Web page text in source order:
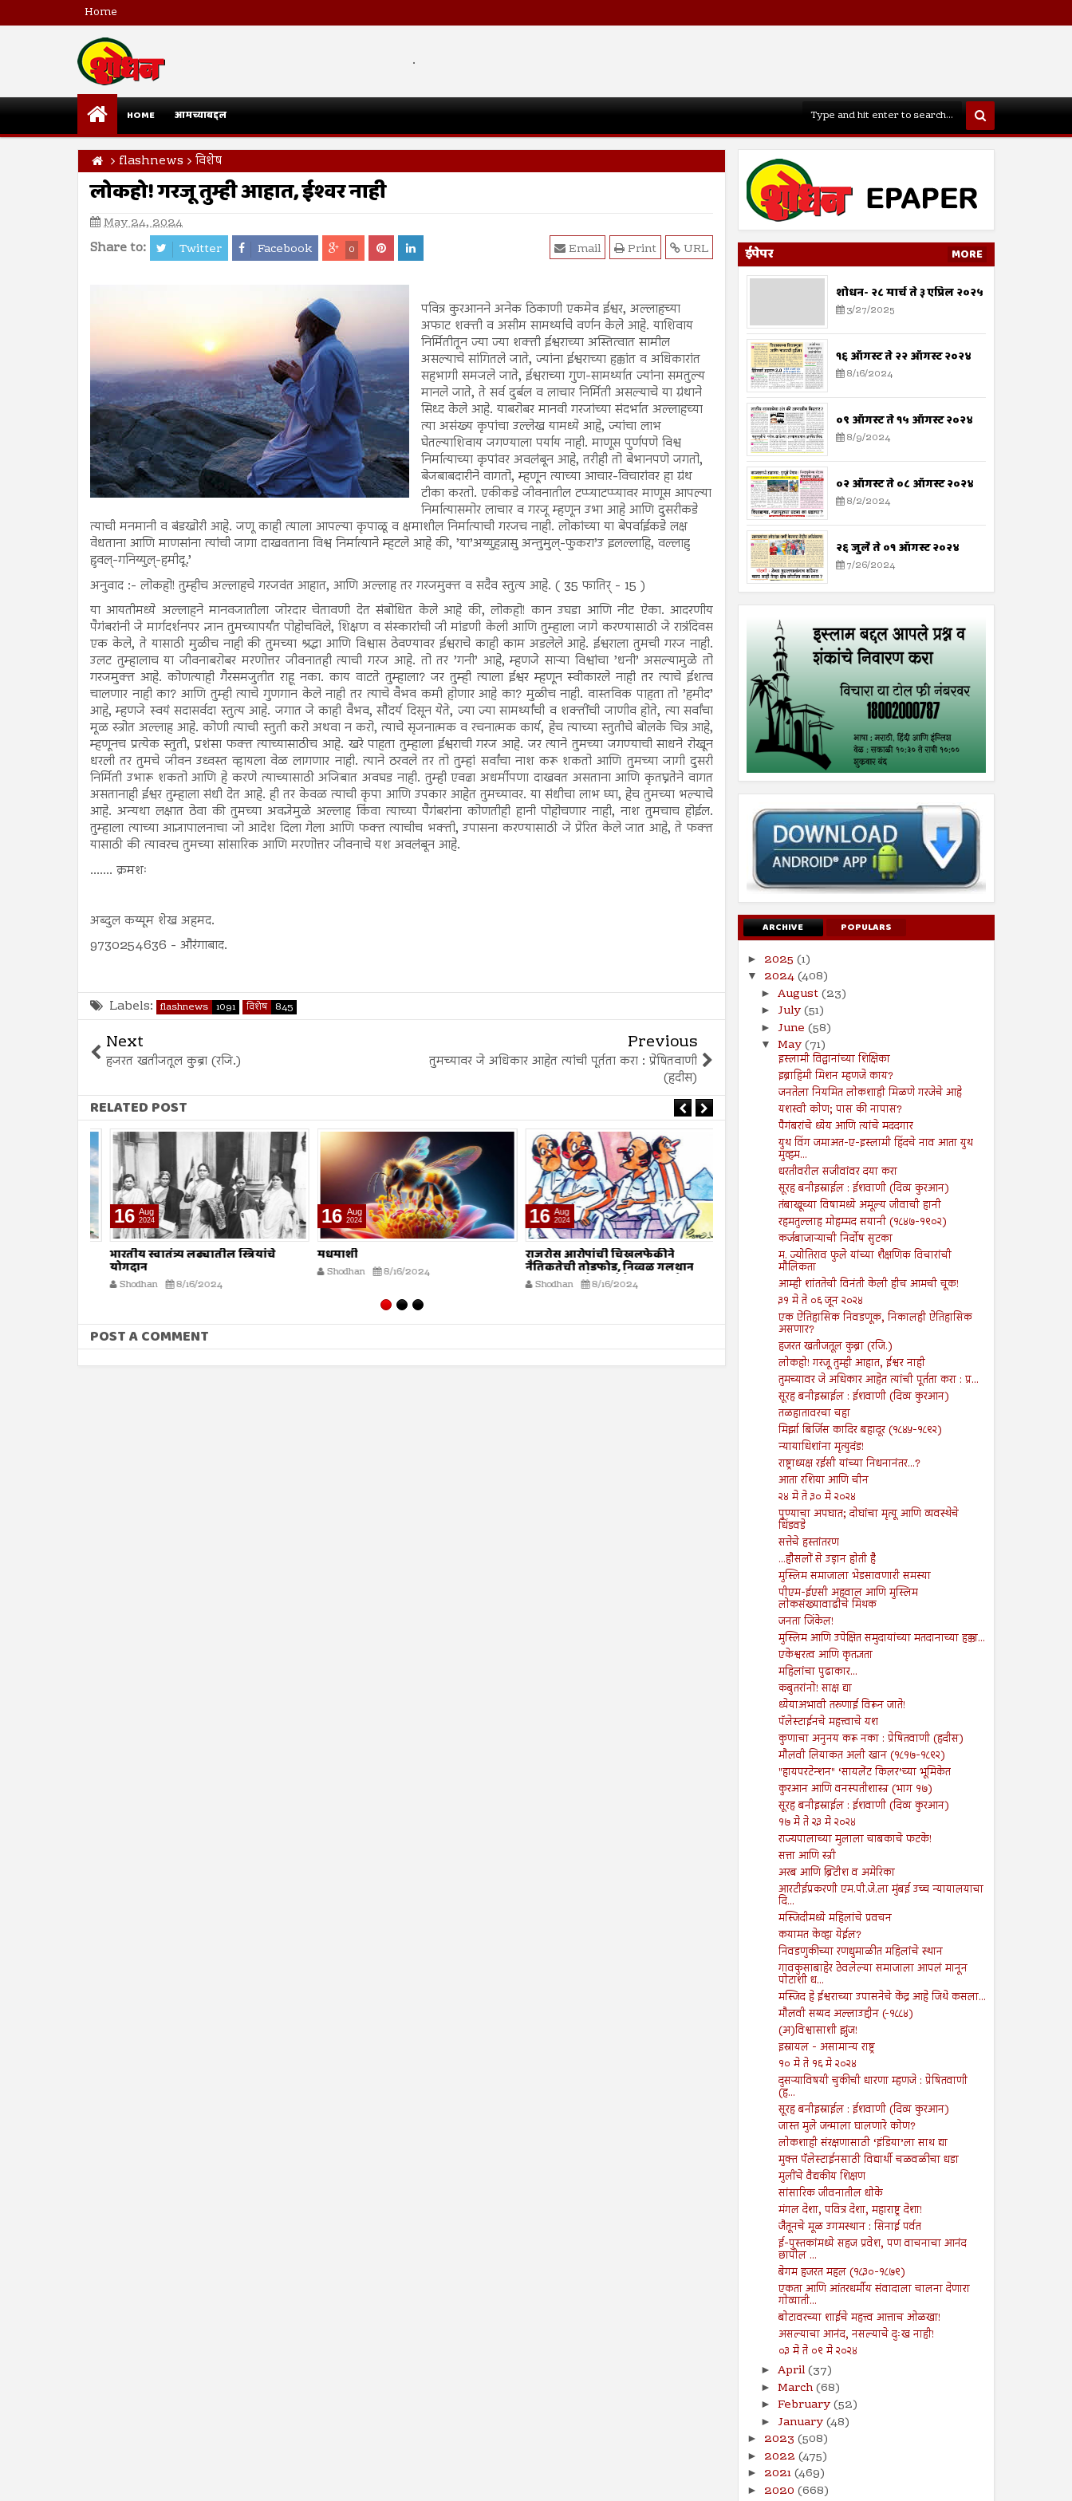
Home
.
HOME आमच्याबद्दल
flashnews विशेष
लोकहो! गरजू तुम्ही आहात, ईश्वर नाही
May 24, 2024
Share to: Twitter Facebook 0 URL
Print
Email
पवित्र कुरआनने अनेक ठिकाणी एकमेव ईश्वर, अल्लाहच्या
अफाट शक्ती व असीम सामर्थ्याचे वर्णन केले आहे. याशिवाय
निर्मितीतून ज्या ज्या शक्ती ईश्वराच्या अस्तित्वात सामील
असल्याचे सांगितले जाते, ज्यांना ईश्वराच्या हक्कांत व अधिकारांत
सहभागी समजले जाते, ईश्वराच्या गुण-सामर्थ्यात ज्यांना समतुल्य
मानले जाते, ते सर्व दुर्बल व लाचार निर्मिती असल्याचे या ग्रंथाने
सिध्द केले आहे. याबरोबर मानवी गरजांच्या संदर्भात अल्लाहच्या
त्या असंख्य कृपांचा उल्लेख यामध्ये आहे, ज्यांचा लाभ
घेतल्याशिवाय जगण्याला पर्याय नाही. माणूस पुर्णपणे विश्व
निर्मात्याच्या कृपांवर अवलंबून आहे, तरीही तो बेभानपणे जगतो,
बेजबाबदारीने वागतो, म्हणून त्याच्या आचार-विचारांवर हा ग्रंथ
टीका करतो. एकीकडे जीवनातील टप्प्याटप्प्यावर माणूस आपल्या
निर्मात्यासमोर लाचार व गरजू म्हणून उभा आहे आणि दुसरीकडे
त्याची मनमानी व बंडखोरी आहे. जणू काही त्याला आपल्या कृपाळू व क्षमाशील निर्मात्याची गरजच नाही. लोकांच्या या बेपर्वाईकडे लक्ष
वेधताना आणि माणसांना त्यांची जागा दाखवताना विश्व निर्मात्याने म्हटले आहे की, ’या’अय्युहन्नासु अन्तुमुल्-फुकरा’उ इलल्लाहि, वल्लाहु
हुवल्-गनिय्युल्-हमीदू.’
अनुवाद :- लोकहो! तुम्हीच अल्लाहचे गरजवंत आहात, आणि अल्लाह तर गरजमुक्त व सदैव स्तुत्य आहे. ( 35 फातिर् - 15 )
या आयतीमध्ये अल्लाहने मानवजातीला जोरदार चेतावणी देत संबोधित केले आहे की, लोकहो! कान उघडा आणि नीट ऐका. आदरणीय
पैगंबरांनी जे मार्गदर्शनपर ज्ञान तुमच्यापर्यंत पोहोचविले, शिक्षण व संस्कारांची जी मांडणी केली आणि तुम्हाला जागे करण्यासाठी जे रात्रंदिवस
एक केले, ते यासाठी मुळीच नाही की तुमच्या श्रद्धा आणि विश्वास ठेवण्यावर ईश्वराचे काही काम अडलेले आहे. ईश्वराला तुमची गरज नाही.
उलट तुम्हालाच या जीवनाबरोबर मरणोत्तर जीवनातही त्याची गरज आहे. तो तर ’गनी’ आहे, म्हणजे साऱ्या विश्वांचा ’धनी’ असल्यामुळे तो
गरजमुक्त आहे. कोणत्याही गैरसमजुतीत राहू नका. काय वाटते तुम्हाला? जर तुम्ही त्याला ईश्वर म्हणून स्वीकारले नाही तर त्याचे ईशत्व
चालणार नाही का? आणि तुम्ही त्याचे गुणगान केले नाही तर त्याचे वैभव कमी होणार आहे का? मुळीच नाही. वास्तविक पाहता तो ’हमीद’
आहे, म्हणजे स्वयं सदासर्वदा स्तुत्य आहे. जगात जे काही वैभव, सौंदर्य दिसून येते, ज्या ज्या सामर्थ्यांची व शक्तींची जाणीव होते, त्या सर्वांचा
मूळ स्त्रोत अल्लाह आहे. कोणी त्याची स्तुती करो अथवा न करो, त्याचे सृजनात्मक व रचनात्मक कार्य, हेच त्याच्या स्तुतीचे बोलके चित्र आहे,
म्हणूनच प्रत्येक स्तुती, प्रशंसा फक्त त्याच्यासाठीच आहे. खरे पाहता तुम्हाला ईश्वराची गरज आहे. जर त्याने तुमच्या जगण्याची साधने रोखून
धरली तर तुमचे जीवन उध्वस्त व्हायला वेळ लागणार नाही. त्याने ठरवले तर तो तुम्हां सर्वांचा नाश करू शकतो आणि तुमच्या जागी दुसरी
निर्मिती उभारू शकतो आणि हे करणे त्याच्यासाठी अजिबात अवघड नाही. तुम्ही एवढा अधर्मीपणा दाखवत असताना आणि कृतघ्नतेने वागत
असतानाही ईश्वर तुम्हाला संधी देत आहे. ही तर केवळ त्याची कृपा आणि उपकार आहेत तुमच्यावर. या संधीचा लाभ घ्या, हेच तुमच्या भल्याचे
आहे. अन्यथा लक्षात ठेवा की तुमच्या अवज्ञेमुळे अल्लाह किंवा त्याच्या पैगंबरांना कोणतीही हानी पोहोचणार नाही, नाश तुमचाच होईल.
तुम्हाला त्याच्या आज्ञापालनाचा जो आदेश दिला गेला आणि फक्त त्याचीच भक्ती, उपासना करण्यासाठी जे प्रेरित केले जात आहे, ते फक्त
यासाठी की त्यावरच तुमच्या सांसारिक आणि मरणोत्तर जीवनाचे यश अवलंबून आहे.
....... क्रमशः
अब्दुल कय्यूम शेख अहमद.
9730254636 - औरंगाबाद.
Labels: flashnews 1091 विशेष 845
Next
हजरत खतीजतूल कुब्रा (रजि.)
Previous
तुमच्यावर जे अधिकार आहेत त्यांची पूर्तता करा : प्रेषितवाणी
(हदीस)
RELATED POST
16 Aug
2024
भारतीय स्वातंत्र्य लढ्यातील स्त्रियांचे
योगदान
Shodhan 8/16/2024
16 Aug
2024
मधमाशी
Shodhan 8/16/2024
16 Aug
2024
राजरोस आरोपांची चिखलफेकीने
नैतिकतेची तोडफोड, निव्वळ गलथान
राजकारणामुळे जनसेवेचा बट्ट्याबोळ...!
Shodhan 8/16/2024
तरुण नेतृत्वाचा अभाव अमेरिकेच्या
अधोगतीस कारणीभूत ठरू शकतो?
8/9/2024
09
आपत्तीग्रस्त शेतकऱ्यांच्या
Shodhan
POST A COMMENT
ईपेपर MORE
शोधन- २८ मार्च ते ३ एप्रिल २०२५
3/27/2025
१६ ऑगस्ट ते २२ ऑगस्ट २०२४
8/16/2024
०९ ऑगस्ट ते १५ ऑगस्ट २०२४
8/9/2024
०२ ऑगस्ट ते ०८ ऑगस्ट २०२४
8/2/2024
२६ जुलै ते ०१ ऑगस्ट २०२४
7/26/2024
ARCHIVE POPULARS
► 2025 (1)
▼ 2024(408)
► August(23)
► July(51)
► June (58)
▼ May(71)
इस्लामी विद्वानांच्या शिक्षिका
इब्राहिमी मिशन म्हणजे काय?
जनतेला नियमित लोकशाही मिळणे गरजेचे आहे
यशस्वी कोण; पास की नापास?
पैगंबरांचे ध्येय आणि त्यांचे मददगार
युथ विंग जमाअत-ए-इस्लामी हिंदचे नाव आता युथ
मुव्हम...
धरतीवरील सजीवांवर दया करा
सूरह बनीइस्राईल : ईशवाणी (दिव्य कुरआन)
तंबाखूच्या विषामध्ये अमूल्य जीवाची हानी
रहमतुल्लाह मोहम्मद सयानी (१८४७-१९०२)
कर्जबाजाऱ्याची निर्दोष सुटका
म. ज्योतिराव फुले यांच्या शैक्षणिक विचारांची
मौलिकता
आम्ही शांततेची विनंती केली हीच आमची चूक!
३१ मे ते ०६ जून २०२४
एक ऐतिहासिक निवडणूक, निकालही ऐतिहासिक
असणार?
हजरत खतीजतूल कुब्रा (रजि.)
लोकहो! गरजू तुम्ही आहात, ईश्वर नाही
तुमच्यावर जे अधिकार आहेत त्यांची पूर्तता करा : प्र...
सूरह बनीइस्राईल : ईशवाणी (दिव्य कुरआन)
तळहातावरचा चहा
मिर्झा बिर्जिस कादिर बहादूर (१८४५-१८९२)
न्यायाधिशांना मृत्युदंड!
राष्ट्राध्यक्ष रईसी यांच्या निधनानंतर...?
आता रशिया आणि चीन
२४ मे ते ३० मे २०२४
पुण्याचा अपघात; दोघांचा मृत्यू आणि व्यवस्थेचे
धिंडवडे
सत्तेचे हस्तांतरण
...हौसलों से उड़ान होती है
मुस्लिम समाजाला भेडसावणारी समस्या
पीएम-ईएसी अहवाल आणि मुस्लिम
लोकसंख्यावाढीचे मिथक
जनता जिंकेल!
मुस्लिम आणि उपेक्षित समुदायांच्या मतदानाच्या हक्का...
एकेश्वरत्व आणि कृतज्ञता
महिलांचा पुढाकार...
कबुतरांनो! साक्ष द्या
ध्येयाअभावी तरुणाई विरून जाते!
पॅलेस्टाईनचे महत्त्वाचे यश
कुणाचा अनुनय करू नका : प्रेषितवाणी (हदीस)
मौलवी लियाकत अली खान (१८१७-१८९२)
"हायपरटेन्शन" ‘सायलेंट किलर’च्या भूमिकेत
कुरआन आणि वनस्पतीशास्त्र (भाग १७)
सूरह बनीइस्राईल : ईशवाणी (दिव्य कुरआन)
१७ मे ते २३ मे २०२४
राज्यपालाच्या मुलाला चाबकाचे फटके!
सत्ता आणि स्त्री
अरब आणि ब्रिटीश व अमेरिका
आरटीईप्रकरणी एम.पी.जे.ला मुंबई उच्च न्यायालयाचा
दि...
मस्जिदीमध्ये महिलांचे प्रवचन
कयामत केव्हा येईल?
निवडणुकीच्या रणधुमाळीत महिलांचे स्थान
गावकुसाबाहेर ठेवलेल्या समाजाला आपलं मानून
पोटाशी ध...
मस्जिद हे ईश्वराच्या उपासनेचे केंद्र आहे जिथे कसला...
मौलवी सय्यद अल्लाउद्दीन (-१८८४)
(अ)विश्वासाशी झुंज!
इस्रायल - असामान्य राष्ट्र
१० मे ते १६ मे २०२४
दुसऱ्याविषयी चुकीची धारणा म्हणजे : प्रेषितवाणी
(ह...
सूरह बनीइस्राईल : ईशवाणी (दिव्य कुरआन)
जास्त मुले जन्माला घालणारे कोण?
लोकशाही संरक्षणासाठी ‘इंडिया’ला साथ द्या
मुक्त पॅलेस्टाईनसाठी विद्यार्थी चळवळीचा धडा
मुलींचे वैद्यकीय शिक्षण
सांसारिक जीवनातील धोके
मंगल देशा, पवित्र देशा, महाराष्ट्र देशा!
जैतूनचे मूळ उगमस्थान : सिनाई पर्वत
ई-पुस्तकांमध्ये सहज प्रवेश, पण वाचनाचा आनंद
छापील ...
बेगम हजरत महल (१८३०-१८७९)
एकता आणि आंतरधर्मीय संवादाला चालना देणारा
गोव्याती...
बोटावरच्या शाईचे महत्त्व आत्ताच ओळखा!
असल्याचा आनंद, नसल्याचे दुःख नाही!
०३ मे ते ०९ मे २०२४
► April(37)
► March(68)
► February(52)
► January(48)
► 2023 (508)
► 2022 (475)
► 2021(469)
► 2020 (668)